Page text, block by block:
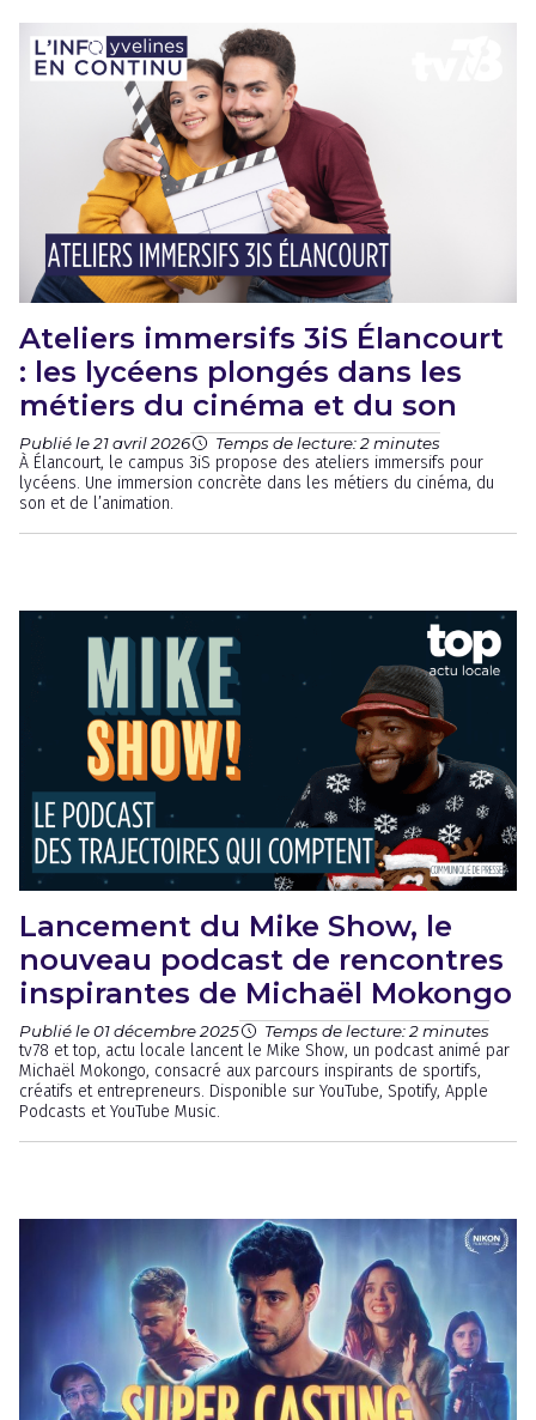
Ateliers immersifs 3iS Élancourt
: les lycéens plongés dans les
métiers du cinéma et du son
Publié le 21 avril 2026 Temps de lecture: 2 minutes
À Élancourt, le campus 3iS propose des ateliers immersifs pour
lycéens. Une immersion concrète dans les métiers du cinéma, du
son et de l’animation.
Lancement du Mike Show, le
nouveau podcast de rencontres
inspirantes de Michaël Mokongo
Publié le 01 décembre 2025 Temps de lecture: 2 minutes
tv78 et top, actu locale lancent le Mike Show, un podcast animé par
Michaël Mokongo, consacré aux parcours inspirants de sportifs,
créatifs et entrepreneurs. Disponible sur YouTube, Spotify, Apple
Podcasts et YouTube Music.